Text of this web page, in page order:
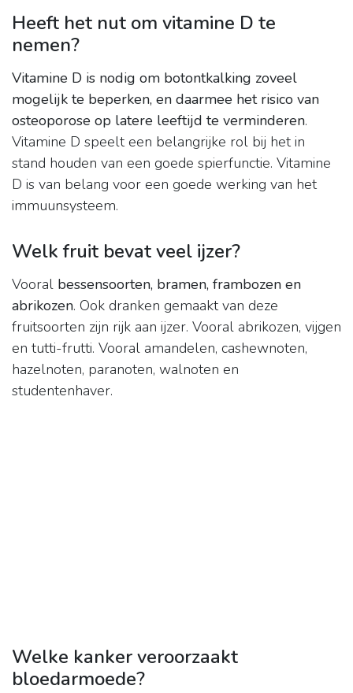
Heeft het nut om vitamine D te
nemen?
Vitamine D is nodig om botontkalking zoveel
mogelijk te beperken, en daarmee het risico van
osteoporose op latere leeftijd te verminderen.
Vitamine D speelt een belangrijke rol bij het in
stand houden van een goede spierfunctie. Vitamine
D is van belang voor een goede werking van het
immuunsysteem.
Welk fruit bevat veel ijzer?
Vooral bessensoorten, bramen, frambozen en
abrikozen. Ook dranken gemaakt van deze
fruitsoorten zijn rijk aan ijzer. Vooral abrikozen, vijgen
en tutti-frutti. Vooral amandelen, cashewnoten,
hazelnoten, paranoten, walnoten en
studentenhaver.
Welke kanker veroorzaakt
bloedarmoede?